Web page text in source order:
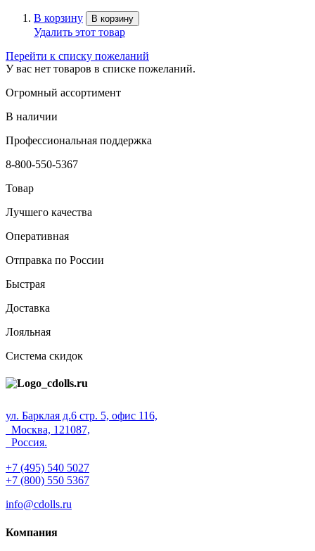
В корзину В корзину
Удалить этот товар
Перейти к списку пожеланий
У вас нет товаров в списке пожеланий.
Огромный ассортимент
В наличии
Профессиональная поддержка
8-800-550-5367
Товар
Лучшего качества
Оперативная
Отправка по России
Быстрая
Доставка
Лояльная
Система скидок
ул. Барклая д.6 стр. 5, офис 116,
Москва, 121087,
Россия.
+7 (495) 540 5027
+7 (800) 550 5367
info@cdolls.ru
Компания